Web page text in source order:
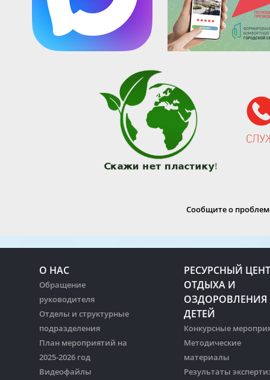
Сообщите о
О НАС
Обращение
руководителя
Отделы и структурные
подразделения
План мероприятий на
2025-2026 год
Видеофайлы
РЕСУРСНЫЙ
ОТДЫХА И
ОЗДОРОВЛЕНИЯ
ДЕТЕЙ
Конкурсные
Методические
материалы
Результаты